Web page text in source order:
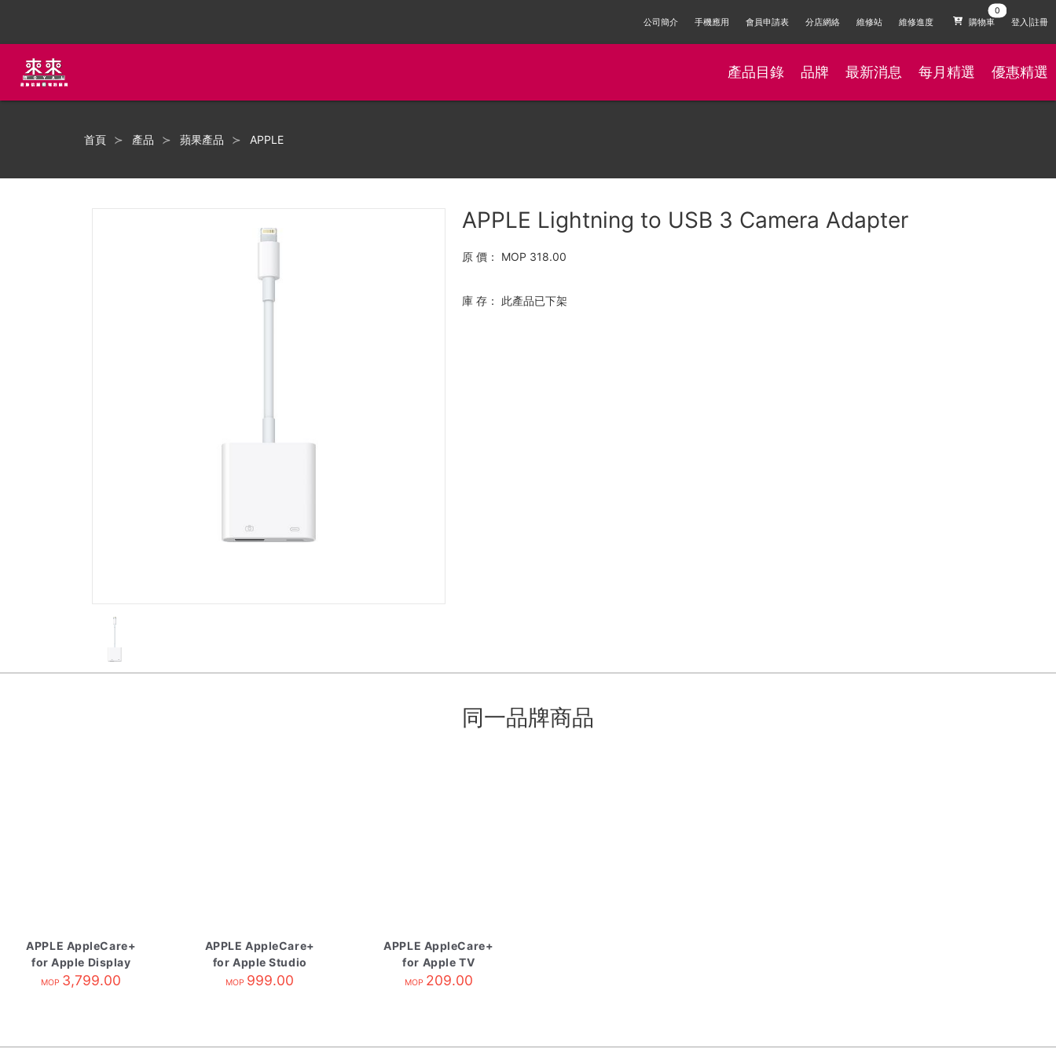
公司簡介 手機應用 會員申請表 分店網絡 維修站 維修進度 購物車 登入|註冊
產品目錄 品牌 最新消息 每月精選 優惠精選
首頁 產品 蘋果產品 APPLE
APPLE Lightning to USB 3 Camera Adapter
原 價： MOP 318.00
庫 存： 此產品已下架
同一品牌商品
APPLE AppleCare+
for Apple Display
MOP 3,799.00
APPLE AppleCare+
for Apple Studio
Display
MOP 999.00
APPLE AppleCare+
for Apple TV
MOP 209.00